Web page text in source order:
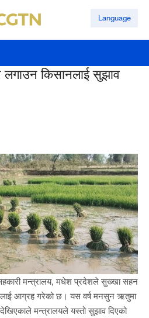
Language
किसानलाई सुझाव
मन्त्रालय, मधेश प्रदेशले सुख्खा सहन
आग्रह गरेको छ। यस वर्ष मनसुन ऋतुमा
मन्त्रालयले यस्तो सुझाव दिएको